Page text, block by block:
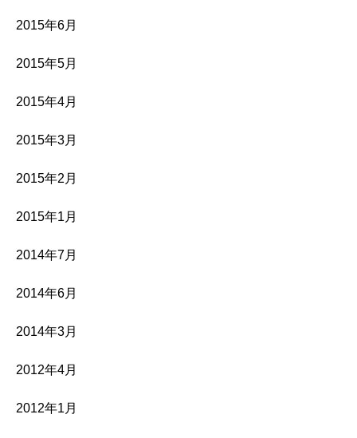
2015年6月
2015年5月
2015年4月
2015年3月
2015年2月
2015年1月
2014年7月
2014年6月
2014年3月
2012年4月
2012年1月